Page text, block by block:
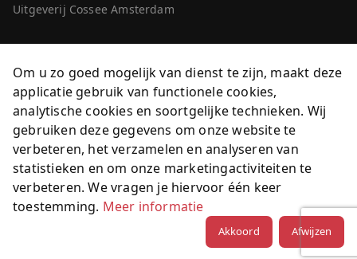
Uitgeverij Cossee Amsterdam
Om u zo goed mogelijk van dienst te zijn, maakt deze
applicatie gebruik van functionele cookies,
analytische cookies en soortgelijke technieken. Wij
gebruiken deze gegevens om onze website te
verbeteren, het verzamelen en analyseren van
statistieken en om onze marketingactiviteiten te
verbeteren. We vragen je hiervoor één keer
toestemming. Meer informatie
Akkoord Afwijzen